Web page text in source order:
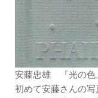
安藤忠雄 『光の色
初めて安藤さんの写